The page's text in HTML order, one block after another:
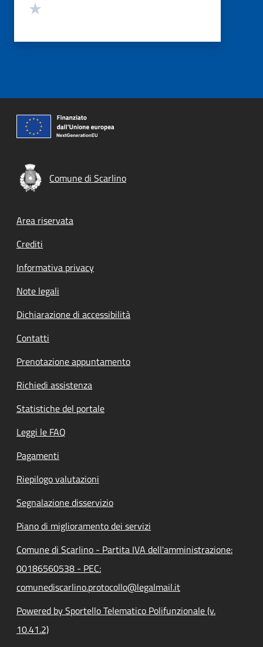
Comune di Scarlino
Footer menu
Area riservata
Crediti
Informativa privacy
Note legali
Dichiarazione di accessibilità
Contatti
Prenotazione appuntamento
Richiedi assistenza
Statistiche del portale
Leggi le FAQ
Pagamenti
Riepilogo valutazioni
Segnalazione disservizio
Piano di miglioramento dei servizi
Comune di Scarlino - Partita IVA dell'amministrazione:
00186560538 - PEC:
comunediscarlino.protocollo@legalmail.it
Powered by Sportello Telematico Polifunzionale (v.
10.41.2)